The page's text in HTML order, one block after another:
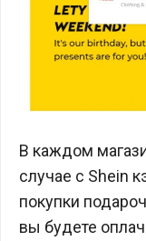
В каждом
случае с Shein
покупки
вы будете